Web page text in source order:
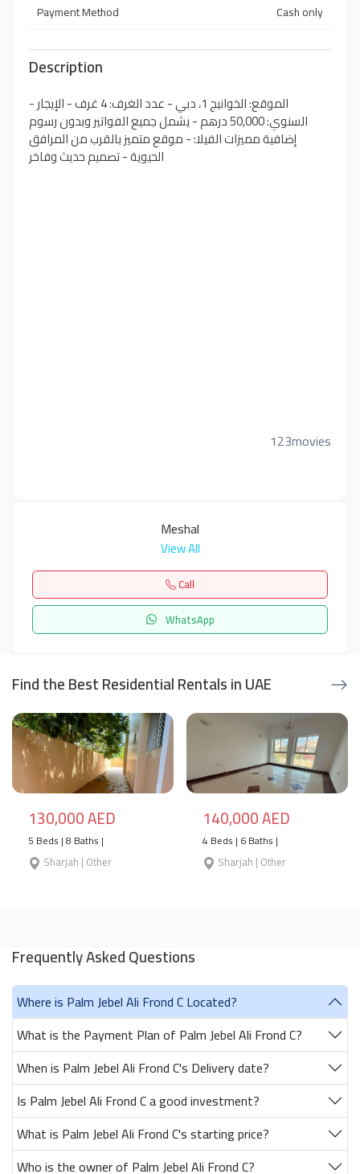
Payment Method
Cash only
Description
- الموقع: الخوانيج 1، دبي - عدد الغرف: 4 غرف - الإيجار
السنوي: 50,000 درهم - يشمل جميع الفواتير وبدون رسوم
إضافية مميزات الفيلا: - موقع متميز بالقرب من المرافق
الحيوية - تصميم حديث وفاخر
123movies
Meshal
View All
Call
WhatsApp
Find the Best Residential Rentals in UAE
130,000 AED
5 Beds | 8 Baths |
Sharjah | Other
140,000 AED
4 Beds | 6 Baths |
Sharjah | Other
Frequently Asked Questions
Where is Palm Jebel Ali Frond C Located?
What is the Payment Plan of Palm Jebel Ali Frond C?
When is Palm Jebel Ali Frond C's Delivery date?
Is Palm Jebel Ali Frond C a good investment?
What is Palm Jebel Ali Frond C's starting price?
Who is the owner of Palm Jebel Ali Frond C?